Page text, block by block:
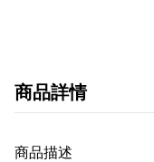
商品詳情
商品描述